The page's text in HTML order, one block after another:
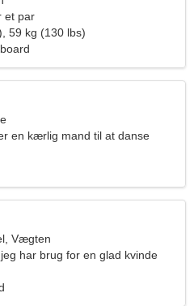
et par
59 kg (130 lbs)
en kærlig mand til at danse
Vægten
har brug for en glad kvinde